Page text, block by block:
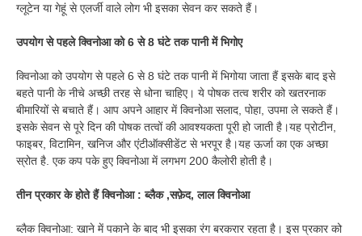
ग्लूटेन या गेहूं से एलर्जी वाले लोग भी इसका सेवन कर सकते हैं।
उपयोग से पहले क्विनोआ को 6 से 8 घंटे तक पानी में भिगोए
क्विनोआ को उपयोग से पहले 6 से 8 घंटे तक पानी में भिगोया जाता हैं इसके बाद इसे
बहते पानी के नीचे अच्छी तरह से धोना चाहिए। ये पोषक तत्व शरीर को खतरनाक
बीमारियों से बचाते हैं। आप अपने आहार में क्विनोआ सलाद, पोहा, उपमा ले सकते हैं।
इसके सेवन से पूरे दिन की पोषक तत्वों की आवश्यकता पूरी हो जाती है।यह प्रोटीन,
फाइबर, विटामिन, खनिज और एंटीऑक्सीडेंट से भरपूर है।यह ऊर्जा का एक अच्छा
स्रोत है. एक कप पके हुए क्विनोआ में लगभग 200 कैलोरी होती है।
तीन प्रकार के होते हैं क्विनोआ : ब्लैक ,सफ़ेद, लाल क्विनोआ
ब्लैक क्विनोआ: खाने में पकाने के बाद भी इसका रंग बरकरार रहता है। इस प्रकार को